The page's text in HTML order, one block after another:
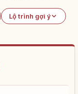
Lộ trình gợi ý